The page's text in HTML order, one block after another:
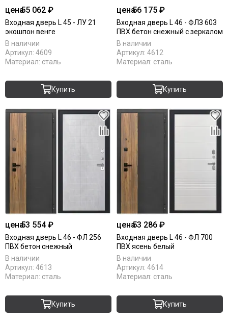
цена55 062 ₽
Входная дверь L 45 - ЛУ 21
экошпон венге
В наличии
Артикул: 4609
Материал: сталь
Купить
цена56 175 ₽
Входная дверь L 46 - ФЛЗ 603
ПВХ бетон снежный с зеркалом
В наличии
Артикул: 4612
Материал: сталь
Купить
цена53 554 ₽
Входная дверь L 46 - ФЛ 256
ПВХ бетон снежный
В наличии
Артикул: 4613
Материал: сталь
Купить
цена53 286 ₽
Входная дверь L 46 - ФЛ 700
ПВХ ясень белый
В наличии
Артикул: 4614
Материал: сталь
Купить